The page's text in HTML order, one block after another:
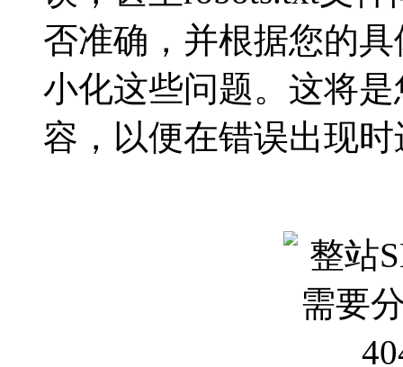
否准确，并根据您的
小化这些问题。这将
容，以便在错误出现